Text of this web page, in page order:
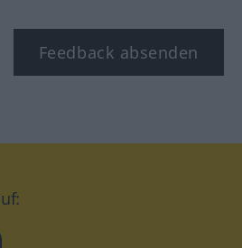
Feedback absenden